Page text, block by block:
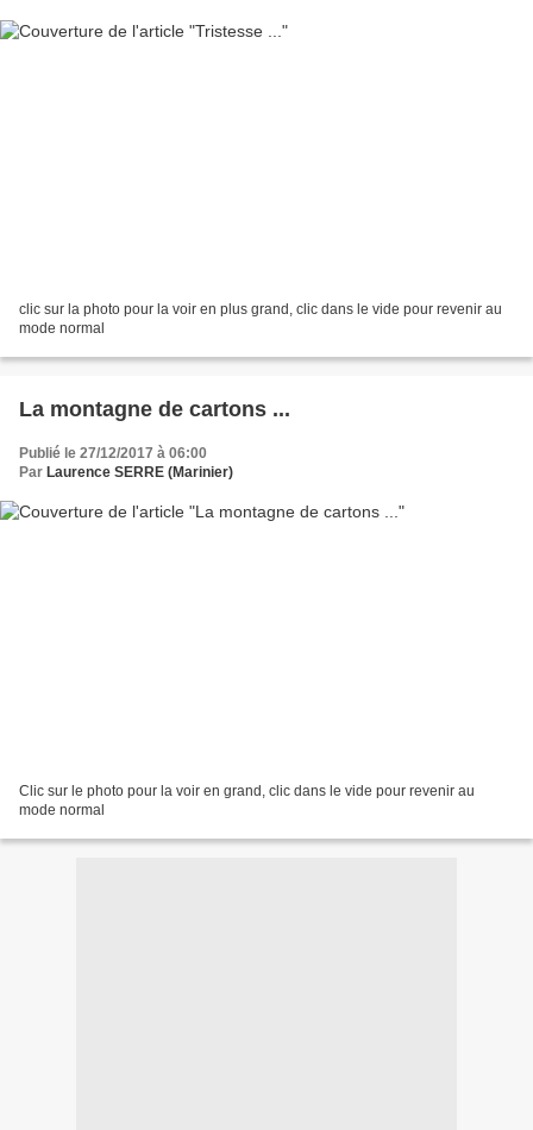
clic sur la photo pour la voir en plus grand, clic dans le vide pour revenir au
mode normal
La montagne de cartons ...
Publié le 27/12/2017 à 06:00
Par Laurence SERRE (Marinier)
Clic sur le photo pour la voir en grand, clic dans le vide pour revenir au
mode normal